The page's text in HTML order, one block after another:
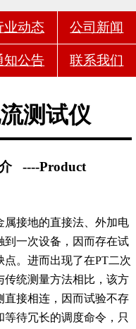
业动态 公司新闻
知公告 联系我们
测试仪
----Product
属接地的直接法、外加电
到一次设备，因而存在试
。进而出现了在PT二次
传统测量方法相比，该方
直接相连，因而试验不存
待冗长的调度命令，只